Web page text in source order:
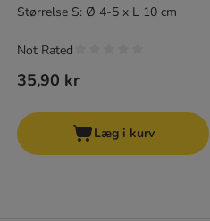
Størrelse S: Ø 4-5 x L 10 cm
35,90 kr
Not Rated
Læg i kurv